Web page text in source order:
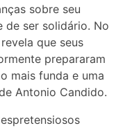
sobre seu
de ser solidário. No
que seus
prepararam
mais funda e uma
Antonio Candido.